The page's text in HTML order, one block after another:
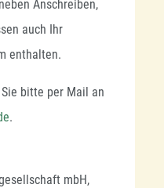
Anschreiben,
auch Ihr
enthalten.
bitte per Mail an
.
mbH,